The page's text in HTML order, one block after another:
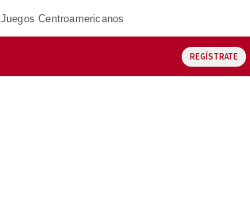
Juegos Centroamericanos
REGÍSTRATE